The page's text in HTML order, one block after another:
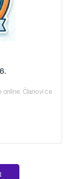
online. Članovi će